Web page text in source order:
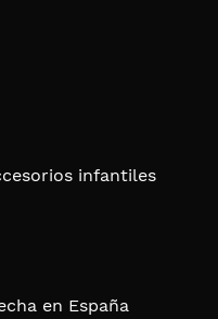
infantiles
en España